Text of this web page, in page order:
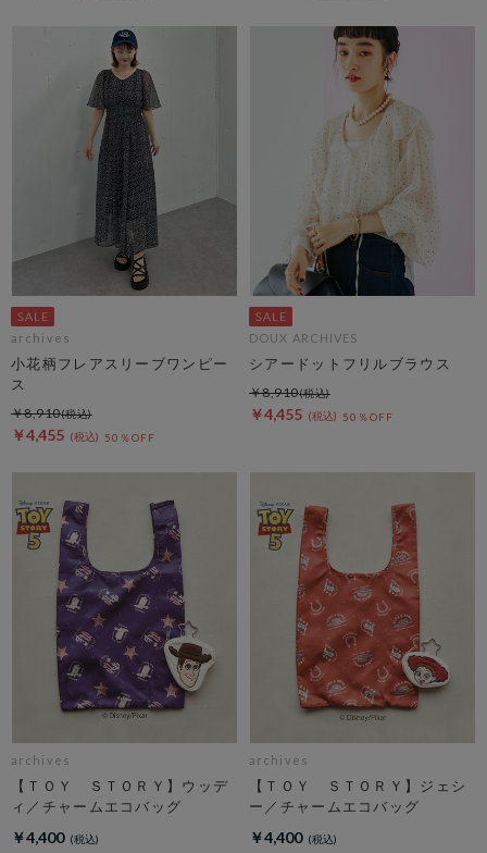
archives
小花柄フレアスリーブワンピー
ス
￥4,455 50％OFF
￥8,910
DOUX ARCHIVES
シアードットフリルブラウス
￥4,455 50％OFF
￥8,910
archives
【ＴＯＹ ＳＴＯＲＹ】ウッデ
ィ／チャームエコバッグ
￥4,400
archives
【ＴＯＹ ＳＴＯＲＹ】ジェシ
ー／チャームエコバッグ
￥4,400